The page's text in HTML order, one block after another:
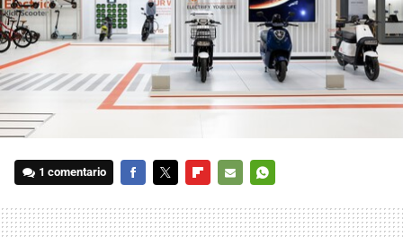
1 comentario
MAIL